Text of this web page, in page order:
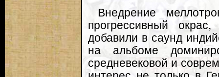
Внедрение
прогрессивный
добавили в саунд
на альбоме
средневековой и